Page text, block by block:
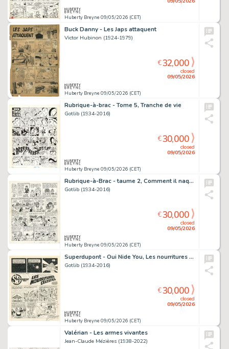
Huberty Breyne 09/05/2026 (CET)
Buck Danny - Les Japs attaquent
Victor Hubinon (1924-1979)
Huberty Breyne 09/05/2026 (CET)
closed
09/05/2026
€32,000
Rubrique-à-brac - Tome 5, Tranche de vie
Gotlib (1934-2016)
Huberty Breyne 09/05/2026 (CET)
closed
09/05/2026
€30,000
Rubrique-à-Brac - taume 2, Comment il naquit
Gotlib (1934-2016)
Huberty Breyne 09/05/2026 (CET)
closed
09/05/2026
€30,000
Superdupont - Oui Nide You, Les nourritures célestes
Gotlib (1934-2016)
Huberty Breyne 09/05/2026 (CET)
closed
09/05/2026
€30,000
Valérian - Les armes vivantes
Jean-Claude Mézières (1938-2022)